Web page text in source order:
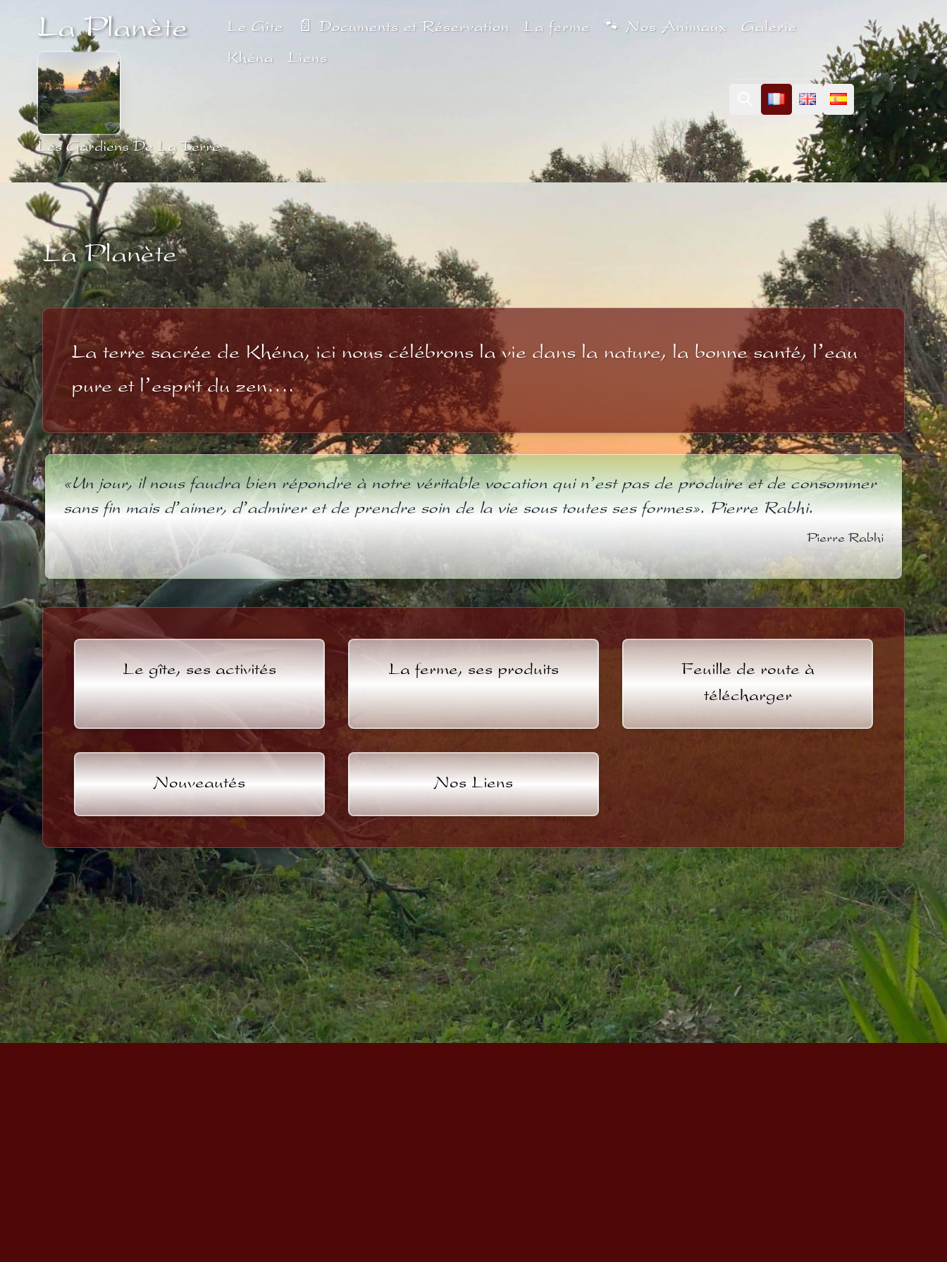
Aller au contenu principal
La Planète
Les Gardiens De La Terre
Le Gîte 📄 Documents et Réservation La ferme 🐾 Nos Animaux Galerie
Khéna Liens
La Planète
La terre sacrée de Khéna, ici nous célébrons la vie dans la nature, la bonne santé, l’eau
pure et l’esprit du zen….
«Un jour, il nous faudra bien répondre à notre véritable vocation qui n’est pas de produire et de consommer
sans fin mais d’aimer, d’admirer et de prendre soin de la vie sous toutes ses formes». Pierre Rabhi.
Pierre Rabhi
Le gîte, ses activités La ferme, ses produits
Feuille de route à
télécharger
Nouveautés Nos Liens